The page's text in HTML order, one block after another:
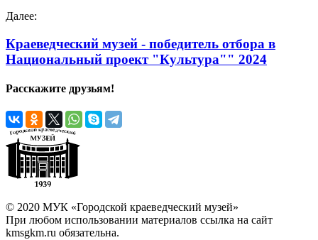
Далее:
Краеведческий музей - победитель отбора в
Национальный проект "Культура"" 2024
Расскажите друзьям!
© 2020 МУК «Городской краеведческий музей»
При любом использовании материалов ссылка на сайт
kmsgkm.ru обязательна.